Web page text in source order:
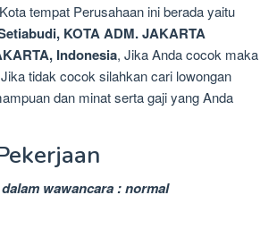
Kota tempat Perusahaan ini berada yaitu
KOTA ADM. JAKARTA
Indonesia, Jika Anda cocok maka
tidak cocok silahkan cari lowongan
dan minat serta gaji yang Anda
wawancara : normal